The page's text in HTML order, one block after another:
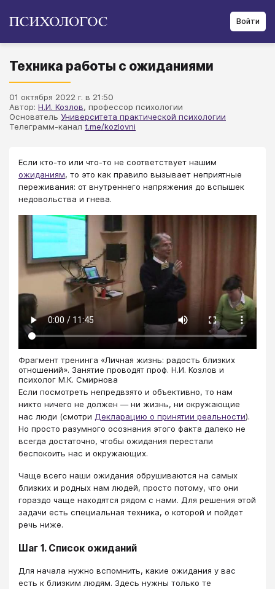
Войти
Техника работы с ожиданиями
01 октября 2022 г. в 21:50
Автор: Н.И. Козлов, профессор психологии
Основатель Университета практической психологии
Телеграмм-канал t.me/kozlovni
Если кто-то или что-то не соответствует нашим
ожиданиям, то это как правило вызывает неприятные
переживания: от внутреннего напряжения до вспышек
недовольства и гнева.
Фрагмент тренинга «Личная жизнь: радость близких
отношений». Занятие проводят проф. Н.И. Козлов и
психолог М.К. Смирнова
Если посмотреть непредвзято и объективно, то нам
никто ничего не должен — ни жизнь, ни окружающие
нас люди (смотри Декларацию о принятии реальности).
Но просто разумного осознания этого факта далеко не
всегда достаточно, чтобы ожидания перестали
беспокоить нас и окружающих.
Чаще всего наши ожидания обрушиваются на самых
близких и родных нам людей, просто потому, что они
гораздо чаще находятся рядом с нами. Для решения этой
задачи есть специальная техника, о которой и пойдет
речь ниже.
Шаг 1. Список ожиданий
Для начала нужно вспомнить, какие ожидания у вас
есть к близким людям. Здесь нужны только те